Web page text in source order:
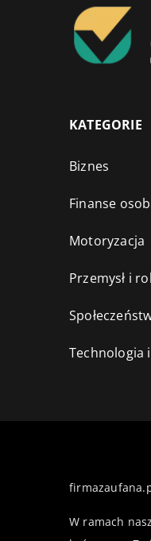
KATEGORIE
Biznes
Finanse
Motoryzacja
Przemysł i
Technologia
W ramach